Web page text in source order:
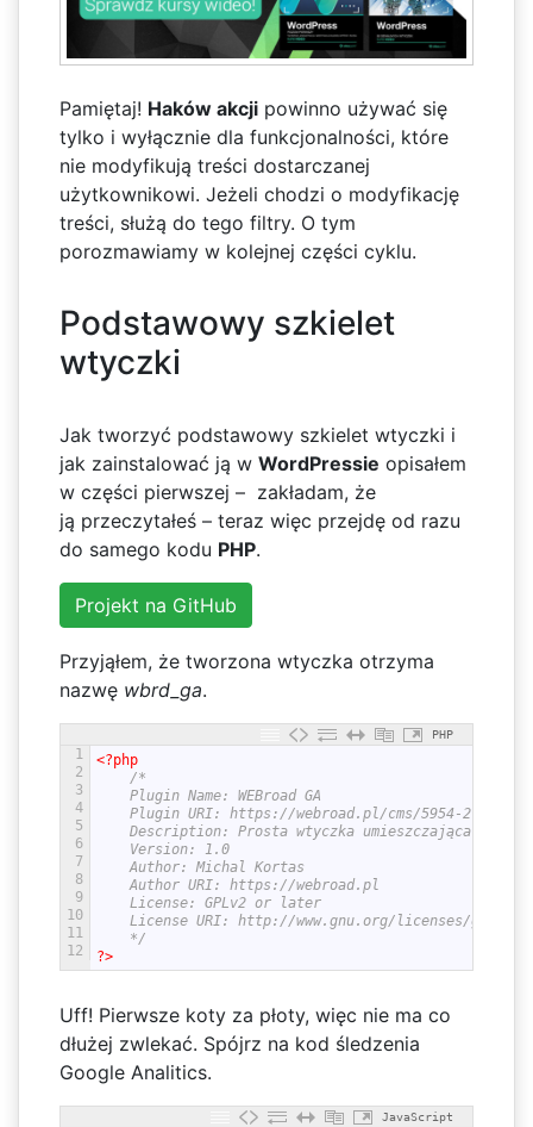
Pamiętaj! Haków akcjipowinno używać się
tylko i wyłącznie dla funkcjonalności, które
nie modyfikują treści dostarczanej
użytkownikowi. Jeżeli chodzi o modyfikację
treści, służą do tego filtry. O tym
porozmawiamy w kolejnej części cyklu.
Podstawowy szkielet
wtyczki
Jak tworzyć podstawowy szkielet wtyczki i
jak zainstalować ją w WordPressie opisałem
w części pierwszej – zakładam, że
ją przeczytałeś – teraz więc przejdę od razu
do samego kodu PHP.
Projekt na GitHub
Przyjąłem, że tworzona wtyczka otrzyma
nazwę wbrd_ga.
PHP
1
2
3
4
5
6
7
8
9
10
11
12
<?php
/*
	Plugin Name: WEBroad GA
Plugin URI: https://webroad.pl/cms/5954-2-
Description: Prosta wtyczka umieszczająca kod
	Version: 1.0
	Author: Michal Kortas
	Author URI: https://webroad.pl
	License: GPLv2 or later
License URI: http://www.gnu.org/licenses/gpl-
	*/
?>
Uff! Pierwsze koty za płoty, więc nie ma co
dłużej zwlekać. Spójrz na kod śledzenia
Google Analitics.
JavaScript